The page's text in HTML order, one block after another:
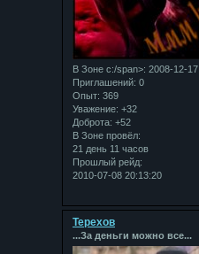
В Зоне с:/span>: 2008-12-17
Приглашений: 0
Опыт: 369
Уважение: +32
Доброта: +52
В Зоне провёл:
21 день 11 часов
Прошлый рейд:
2010-07-08 20:13:20
Терехов
...За деньги можно все...